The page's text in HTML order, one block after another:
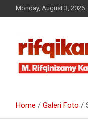
Monday, August 3, 2026
Home Galeri Foto